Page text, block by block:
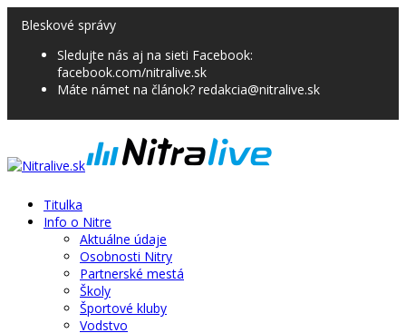
Bleskové správy
Sledujte nás aj na sieti Facebook:
facebook.com/nitralive.sk
Máte námet na článok? redakcia@nitralive.sk
Titulka
Info o Nitre
Aktuálne údaje
Osobnosti Nitry
Partnerské mestá
Školy
Športové kluby
Vodstvo